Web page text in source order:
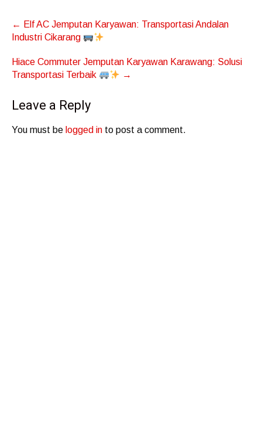
Post
navigation
← Elf AC Jemputan Karyawan: Transportasi Andalan
Industri Cikarang
Hiace Commuter Jemputan Karyawan Karawang: Solusi
Transportasi Terbaik
→
Leave a Reply
You must be logged in to post a comment.